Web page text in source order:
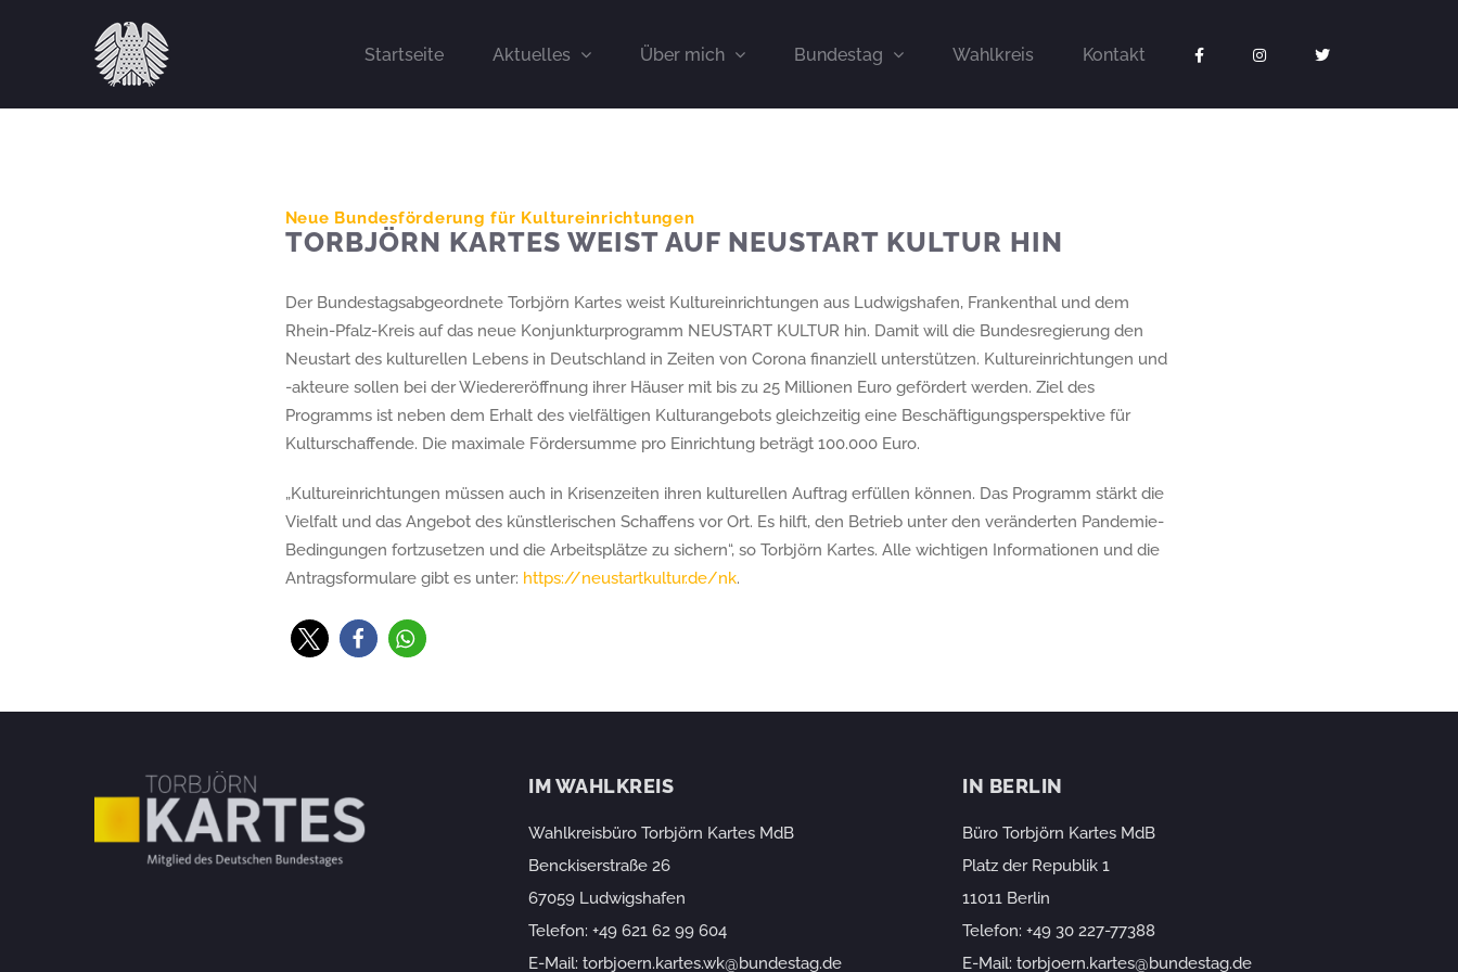
Startseite Aktuelles Über mich Bundestag Wahlkreis Kontakt
Neue Bundesförderung für Kultureinrichtungen
TORBJÖRN KARTES WEIST AUF NEUSTART KULTUR HIN
Der Bundestagsabgeordnete Torbjörn Kartes weist Kultureinrichtungen aus Ludwigshafen, Frankenthal und dem
Rhein-Pfalz-Kreis auf das neue Konjunkturprogramm NEUSTART KULTUR hin. Damit will die Bundesregierung den
Neustart des kulturellen Lebens in Deutschland in Zeiten von Corona finanziell unterstützen. Kultureinrichtungen und
-akteure sollen bei der Wiedereröffnung ihrer Häuser mit bis zu 25 Millionen Euro gefördert werden. Ziel des
Programms ist neben dem Erhalt des vielfältigen Kulturangebots gleichzeitig eine Beschäftigungsperspektive für
Kulturschaffende. Die maximale Fördersumme pro Einrichtung beträgt 100.000 Euro.
„Kultureinrichtungen müssen auch in Krisenzeiten ihren kulturellen Auftrag erfüllen können. Das Programm stärkt die
Vielfalt und das Angebot des künstlerischen Schaffens vor Ort. Es hilft, den Betrieb unter den veränderten Pandemie-
Bedingungen fortzusetzen und die Arbeitsplätze zu sichern“, so Torbjörn Kartes. Alle wichtigen Informationen und die
Antragsformulare gibt es unter: https://neustartkultur.de/nk.
IM WAHLKREIS
Wahlkreisbüro Torbjörn Kartes MdB
Benckiserstraße 26
67059 Ludwigshafen
Telefon: +49 621 62 99 604
E-Mail: torbjoern.kartes.wk@bundestag.de
IN BERLIN
Büro Torbjörn Kartes MdB
Platz der Republik 1
11011 Berlin
Telefon: +49 30 227-77388
E-Mail: torbjoern.kartes@bundestag.de